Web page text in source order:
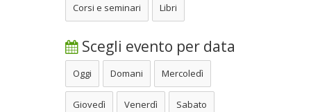
Corsi e seminari Libri
Scegli evento per data
Oggi Domani Mercoledì
Giovedì Venerdì Sabato